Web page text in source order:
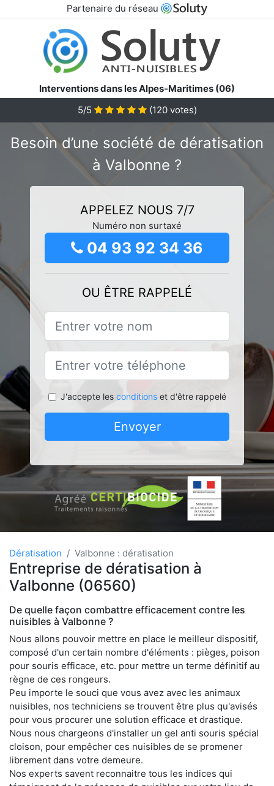
Partenaire du réseau
Interventions dans les Alpes-Maritimes (06)
5/5
(120votes)
Besoin d’une société de dératisation
à Valbonne ?
APPELEZ NOUS 7/7
Numéro non surtaxé
04 93 92 34 36
OU ÊTRE RAPPELÉ
J'accepte les conditionset d'être rappelé
Envoyer
Dératisation Valbonne : dératisation
Entreprise de dératisation à
Valbonne (06560)
De quelle façon combattre efficacement contre les
nuisibles à Valbonne ?
Nous allons pouvoir mettre en place le meilleur dispositif,
composé d'un certain nombre d'éléments : pièges, poison
pour souris efficace, etc. pour mettre un terme définitif au
règne de ces rongeurs.
Peu importe le souci que vous avez avec les animaux
nuisibles, nos techniciens se trouvent être plus qu'avisés
pour vous procurer une solution efficace et drastique.
Nous nous chargeons d'installer un gel anti souris spécial
cloison, pour empêcher ces nuisibles de se promener
librement dans votre demeure.
Nos experts savent reconnaitre tous les indices qui